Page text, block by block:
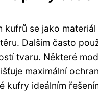
se jako
Dalším často
tvaru. Některé
maximální
kufry ideálním